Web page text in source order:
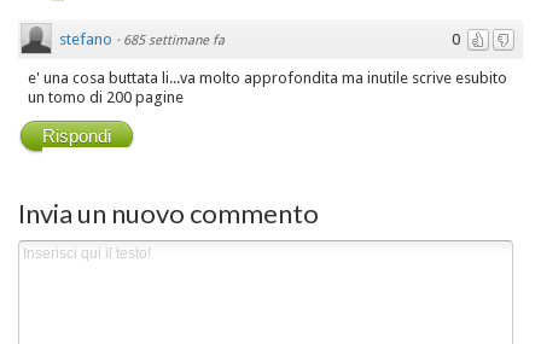
0
stefano · 685 settimane fa
e' una cosa buttata li...va molto approfondita ma inutile scrive esubito
un tomo di 200 pagine
Rispondi
Invia un nuovo commento